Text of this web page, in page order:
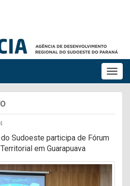
Sudoeste participa de Fórum
em Guarapuava